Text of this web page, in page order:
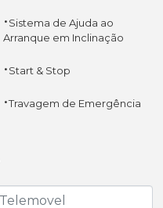
·Sistema de Ajuda ao
Arranque em Inclinação
·Start & Stop
·Travagem de Emergência